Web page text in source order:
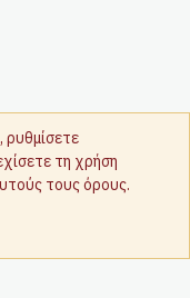
ρυθμίσετε
τη χρήση
τους όρους.